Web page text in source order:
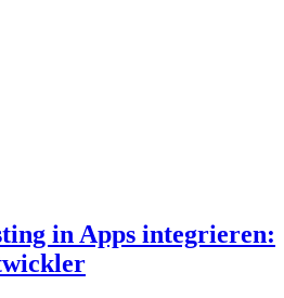
in Apps integrieren: